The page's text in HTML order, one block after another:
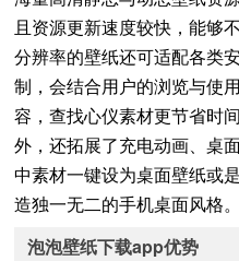
且资源更新速度较快，能够
分辨率的壁纸还可适配各类
制，会结合用户的浏览与使
容，查找心仪素材更节省时
外，还拓展了充电动画、桌
中素材一键设为桌面壁纸或
造独一无二的手机桌面风格。
泡泡壁纸下载app优势